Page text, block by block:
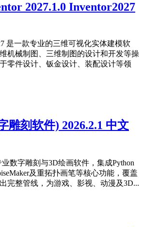
2027.1.0 Inventor2027
是一款专业的三维可视化实体建模软
机械制图、三维制图的设计和开发等操
零件设计、钣金设计、装配设计等领
雕刻软件) 2026.2.1 中文
业数字雕刻与3D绘画软件，集成Python
及重拓扑画笔等核心功能，覆盖
完整管线，为游戏、影视、动漫及3D...